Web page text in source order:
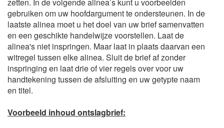
zetten. In de volgende alinea’s kunt u voorbeelden
gebruiken om uw hoofdargument te ondersteunen. In de
laatste alinea moet u het doel van uw brief samenvatten
en een geschikte handelwijze voorstellen. Laat de
alinea's niet inspringen. Maar laat in plaats daarvan een
witregel tussen elke alinea. Sluit de brief af zonder
inspringing en laat drie of vier regels over voor uw
handtekening tussen de afsluiting en uw getypte naam
en titel.
Voorbeeld inhoud ontslagbrief: